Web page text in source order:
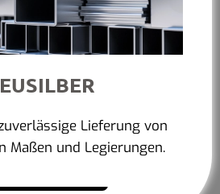
Lieferung von
Maßen und Legierungen.